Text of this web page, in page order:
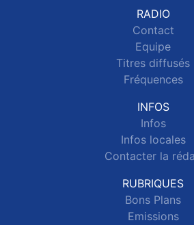
RADIO
Contact
Equipe
Titres diffusés
Fréquences
INFOS
Infos
Infos locales
Contacter la
RUBRIQUES
Bons Plans
Emissions